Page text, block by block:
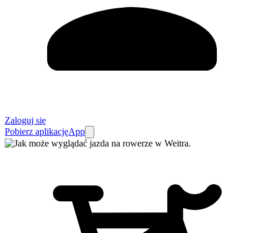
Zaloguj się
Pobierz aplikacjęApp